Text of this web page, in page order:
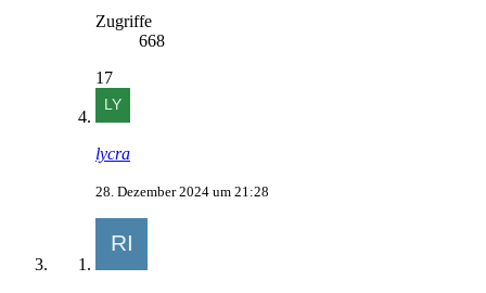
Zugriffe
668
17
lycra
28. Dezember 2024 um 21:28